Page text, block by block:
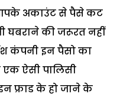
आपके अकाउंट से पैसे कट
घबराने की जरूरत नहीं
कंपनी इन पैसो का
ऐसी पालिसी
फ्राड के हो जाने के